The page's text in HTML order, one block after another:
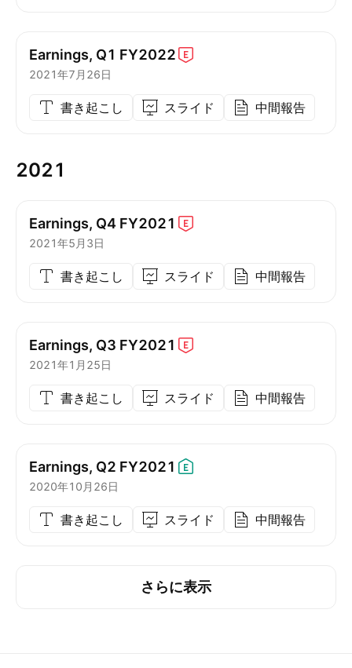
Earnings, Q1 FY2022
2021年7月26日
書き起こし スライド 中間報告
2021
Earnings, Q4 FY2021
2021年5月3日
書き起こし スライド 中間報告
Earnings, Q3 FY2021
2021年1月25日
書き起こし スライド 中間報告
Earnings, Q2 FY2021
2020年10月26日
書き起こし スライド 中間報告
さらに表示